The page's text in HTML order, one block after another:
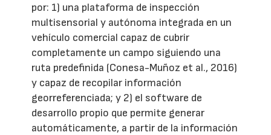
por: 1) una plataforma de inspección
multisensorial y autónoma integrada en un
vehículo comercial capaz de cubrir
completamente un campo siguiendo una
ruta predefinida (Conesa-Muñoz et al., 2016)
y capaz de recopilar información
georreferenciada; y 2) el software de
desarrollo propio que permite generar
automáticamente, a partir de la información